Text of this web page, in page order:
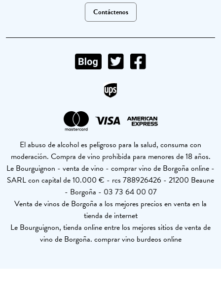
Contáctenos
El abuso de alcohol es peligroso para la salud, consuma con
moderación. Compra de vino prohibida para menores de 18 años.
Le Bourguignon - venta de vino - comprar vino de Borgoña online -
SARL con capital de 10.000 € - rcs 788926426 - 21200 Beaune
- Borgoña - 03 73 64 00 07
Venta de vinos de Borgoña a los mejores precios en venta en la
tienda de internet
Le Bourguignon, tienda online entre los mejores sitios de venta de
vino de Borgoña. comprar vino burdeos online